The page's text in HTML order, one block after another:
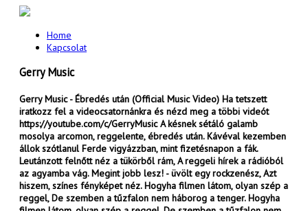
Home
Kapcsolat
Gerry Music
Gerry Music - Ébredés után (Official Music Video) Ha tetszett
iratkozz fel a videocsatornánkra és nézd meg a többi videót
https://youtube.com/c/GerryMusic A késnek sétáló galamb
mosolya arcomon, reggelente, ébredés után. Kávéval kezemben
állok szótlanul Ferde vigyázzban, mint fizetésnapon a fák.
Leutánzott felnőtt néz a tükörből rám, A reggeli hírek a rádióból
az agyamba vág. Megint jobb lesz! - üvölt egy rockzenész, Azt
hiszem, színes fényképet néz. Hogyha filmen látom, olyan szép a
reggel, De szemben a tűzfalon nem háborog a tenger. Hogyha